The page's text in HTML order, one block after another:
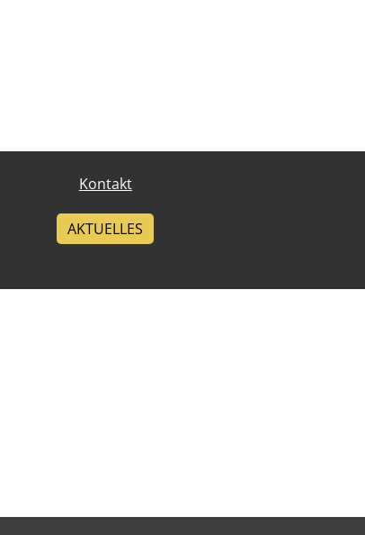
Kontakt
AKTUELLES